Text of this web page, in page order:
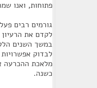
פתוחות, ואנו
גורמים רבים
לקדם את
במשך השנים
לבדוק
מלאכת ההכרעה
כשנה.